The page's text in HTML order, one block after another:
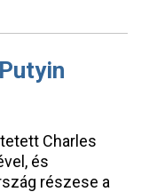
Charles
és
részese a